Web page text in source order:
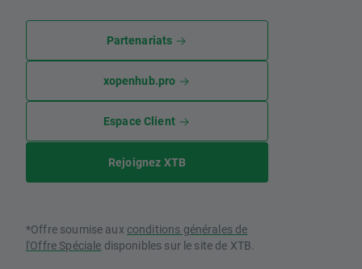
Partenariats
xopenhub.pro
Espace Client
Rejoignez XTB
*Offre soumise aux conditions générales de
l'Offre Spéciale disponibles sur le site de XTB.